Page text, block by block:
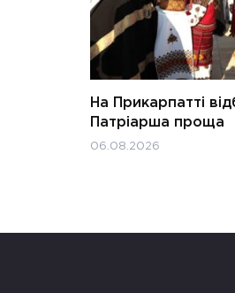
На Прикарпатті
Патріарша проща
06.08.2026